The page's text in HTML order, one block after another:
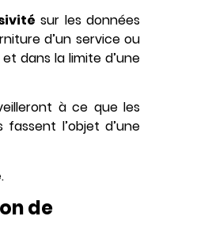
sur les données
d’un service ou
dans la limite d’une
à ce que les
l’objet d’une
.
de